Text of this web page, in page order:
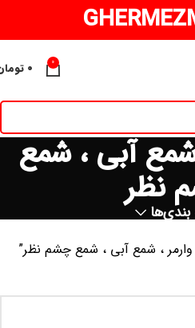
0 ۰
آبی ، شمع
نظر
، شمع آبی ، شمع چشم نظر”